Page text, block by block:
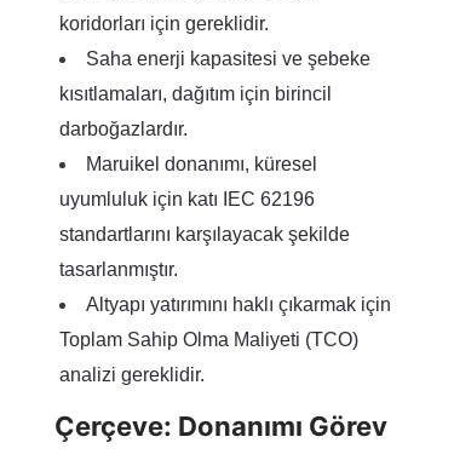
koridorları için gereklidir.
Saha enerji kapasitesi ve şebeke
kısıtlamaları, dağıtım için birincil
darboğazlardır.
Maruikel donanımı, küresel
uyumluluk için katı IEC 62196
standartlarını karşılayacak şekilde
tasarlanmıştır.
Altyapı yatırımını haklı çıkarmak için
Toplam Sahip Olma Maliyeti (TCO)
analizi gereklidir.
Çerçeve: Donanımı Görev